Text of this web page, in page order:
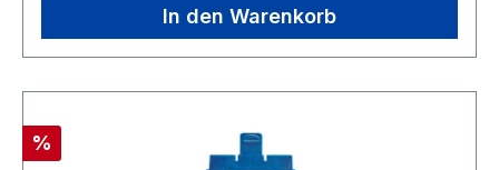
In den Warenkorb
Rabatt
%